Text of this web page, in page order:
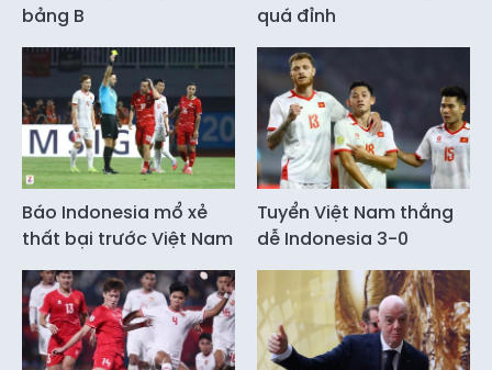
bảng B
quá đỉnh
Báo Indonesia mổ xẻ
thất bại trước Việt Nam
Tuyển Việt Nam thắng
dễ Indonesia 3-0